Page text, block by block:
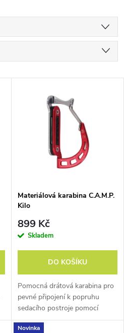
Materiálová karabina C.A.M.P.
Kilo
899 Kč
Skladem
DO KOŠÍKU
Pomocná drátová karabina pro
pevné připojení k popruhu
sedacího postroje pomocí
Torxů.
Novinka